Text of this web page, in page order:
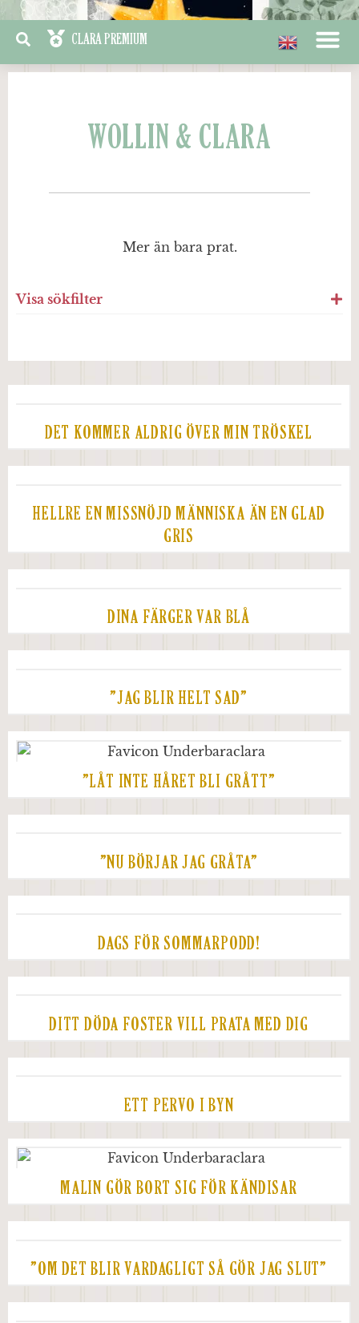
WOLLIN & CLARA
Mer än bara prat.
Visa sökfilter
DET KOMMER ALDRIG ÖVER MIN TRÖSKEL
HELLRE EN MISSNÖJD MÄNNISKA ÄN EN GLAD
GRIS
DINA FÄRGER VAR BLÅ
”JAG BLIR HELT SAD”
”LÅT INTE HÅRET BLI GRÅTT”
”NU BÖRJAR JAG GRÅTA”
DAGS FÖR SOMMARPODD!
DITT DÖDA FOSTER VILL PRATA MED DIG
ETT PERVO I BYN
MALIN GÖR BORT SIG FÖR KÄNDISAR
”OM DET BLIR VARDAGLIGT SÅ GÖR JAG SLUT”